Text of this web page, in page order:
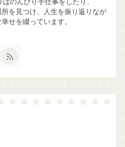
のんびり手仕事をしたり、
所を見つけ、人生を振り返りなが
せを綴っています。